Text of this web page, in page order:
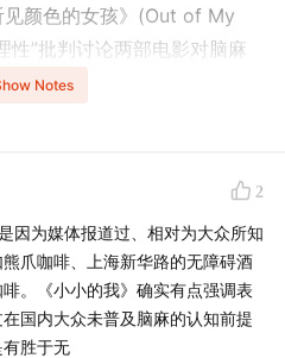
颜色的女孩》(Out of My
性”批判讨论两部电影对脑麻
讨残障角色在大众电影中的
于你可以随手贴个“残障标
dump the inspirational
film aesthetics in
episode, Renci and Baru
Notes
2
因为媒体报道过、相对为大众所知
爪咖啡、上海新华路的无障碍酒
。《小小的我》确实有点强调表
国内大众未普及脑麻的认知前提
胜于无